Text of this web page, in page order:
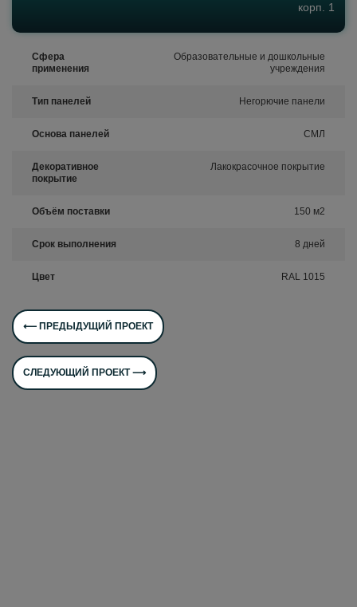
корп. 1
Сфера
применения
Образовательные и дошкольные
учреждения
Тип панелей Негорючие панели
Основа панелей СМЛ
Декоративное
покрытие
Лакокрасочное покрытие
Объём поставки 150 м2
Срок выполнения 8 дней
Цвет RAL 1015
⟵ ПРЕДЫДУЩИЙ ПРОЕКТ
СЛЕДУЮЩИЙ ПРОЕКТ ⟶